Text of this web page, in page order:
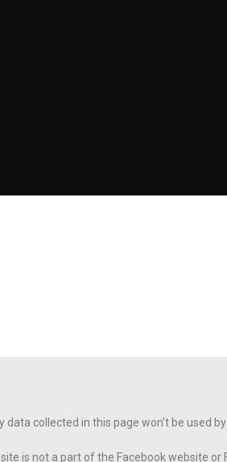
data collected in this page won’t be used
is not a part of the Facebook website or